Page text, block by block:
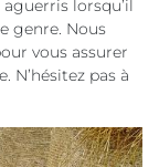
lorsqu’il
genre. Nous
vous assurer
N’hésitez pas à